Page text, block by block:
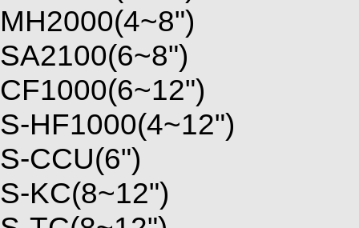
MH2000(4~8")
SA2100(6~8")
CF1000(6~12")
S-HF1000(4~12")
S-CCU(6")
S-KC(8~12")